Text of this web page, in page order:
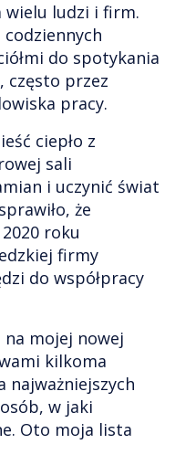
wielu ludzi i firm.
codziennych
do spotykania
często przez
pracy.
ciepło z
sali
i uczynić świat
że
roku
firmy
do współpracy
mojej nowej
kilkoma
najważniejszych
w jaki
Oto moja lista